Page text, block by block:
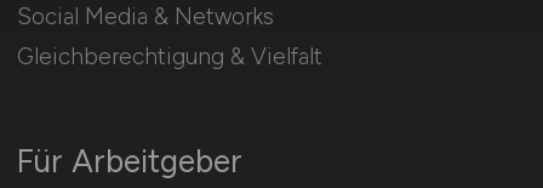
Social Media & Networks
Gleichberechtigung & Vielfalt
Für Arbeitgeber